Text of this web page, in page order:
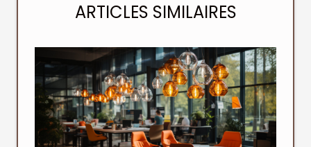
ARTICLES SIMILAIRES